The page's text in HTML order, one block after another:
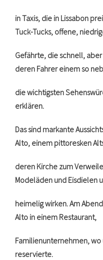
in Taxis, die in Lissabon
Tuck-Tucks, offene,
Gefährte, die schnell,
deren Fahrer einem so
die wichtigsten
erklären.
Das sind markante
Alto, einem pittoresken
deren Kirche zum
Modeläden und Eisdielen
heimelig wirken. Am
Alto in einem Restaurant,
Familienunternehmen, wo
reservierte.